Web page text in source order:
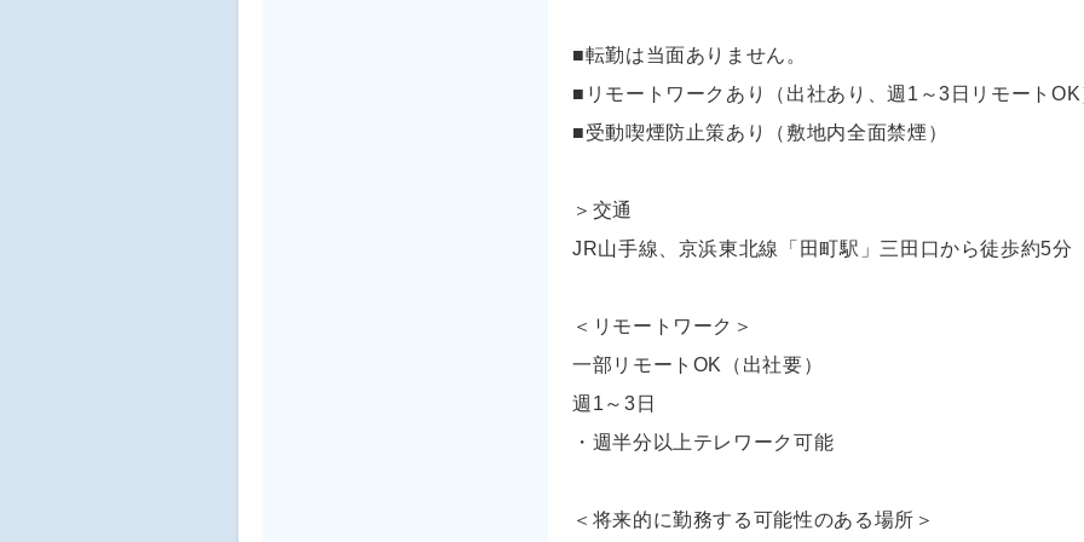
■転勤は当面ありません。
■リモートワークあり（出社あり、週1～3日リモート
■受動喫煙防止策あり（敷地内全面禁煙）
＞交通
JR山手線、京浜東北線「田町駅」三田口から徒歩約5分
＜リモートワーク＞
一部リモートOK（出社要）
週1～3日
・週半分以上テレワーク可能
＜将来的に勤務する可能性のある場所＞